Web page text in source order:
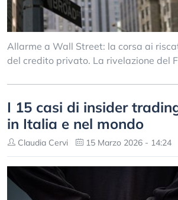
Allarme a Wall Street: la corsa ai
del credito privato. La rivelazione del
I 15 casi di insider
in Italia e nel mondo
Claudia Cervi 15 Marzo 2026 - 14:24